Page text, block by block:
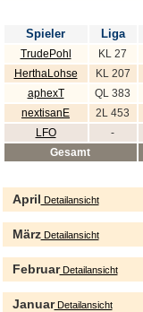
Spieler Liga
TrudePohl KL 27
HerthaLohse
KL 207
aphexT
QL 383
nextisanE
2L 453
LFO
-
Gesamt
April Detailansicht
MärzDetailansicht
FebruarDetailansicht
JanuarDetailansicht